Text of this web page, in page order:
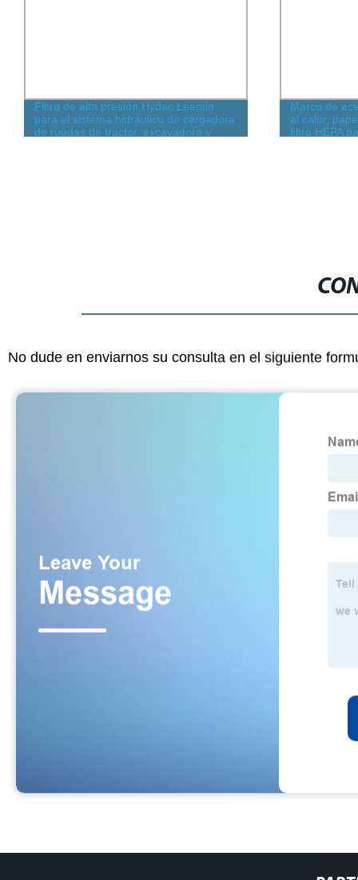
Filtro de alta presión Hydac Leemin
para el sistema hidráulico de cargadora
de ruedas de tractor, excavadora y
Marco de
al calor,
filtro HEPA
No dude en enviarnos su consulta en el siguiente